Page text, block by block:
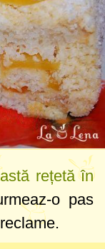
rețetă în
o pas